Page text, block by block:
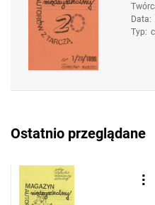
Data:
Typ:
Ostatnio przeglądane